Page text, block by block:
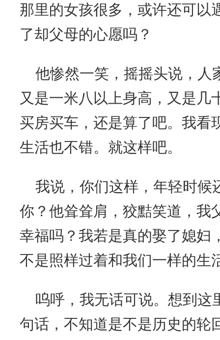
那里的女孩很多，或许还可以
了却父母的心愿吗？
他惨然一笑，摇摇头说，人
又是一米八以上身高，又是几
买房买车，还是算了吧。我看
生活也不错。就这样吧。
我说，你们这样，年轻时候
你？他耸耸肩，狡黠笑道，我
幸福吗？我若是真的娶了媳妇
不是照样过着和我们一样的生
呜呼，我无话可说。想到这
句话，不知道是不是历史的轮